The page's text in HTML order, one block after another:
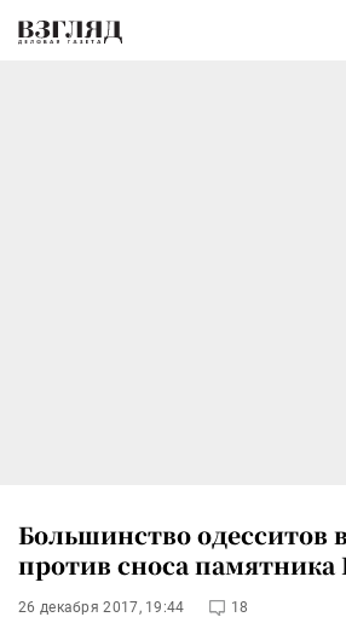
Большинство одесситов
против сноса памятника
26 декабря 2017, 19:44 18